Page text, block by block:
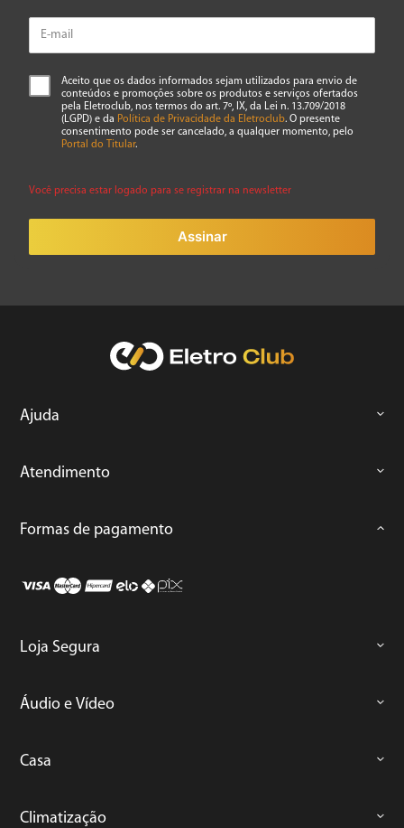
Aceito que os dados informados sejam utilizados para envio de
conteúdos e promoções sobre os produtos e serviços ofertados
pela Eletroclub, nos termos do art. 7º, IX, da Lei n. 13.709/2018
(LGPD) e da Política de Privacidade da Eletroclub. O presente
consentimento pode ser cancelado, a qualquer momento, pelo
Portal do Titular.
Você precisa estar logado para se registrar na newsletter
Assinar
Ajuda
Atendimento
Formas de pagamento
Loja Segura
Áudio e Vídeo
Casa
Climatização